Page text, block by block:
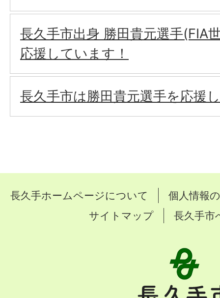
長久手市出身 勝田貴元選手(FIA
応援しています！
長久手市は勝田貴元選手を応援
長久手ホームページについて
個人情報
サイトマップ
長久手市
手